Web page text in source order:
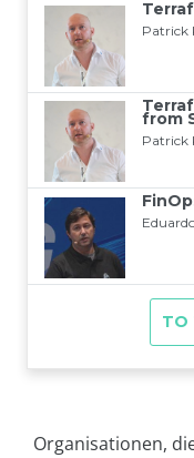
Organisationen,